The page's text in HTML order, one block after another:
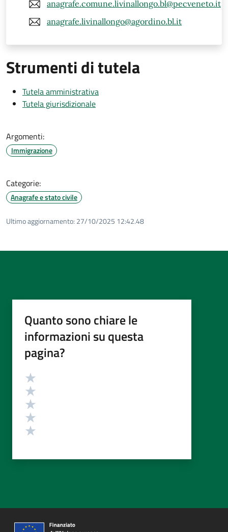
anagrafe.comune.livinallongo.bl@pecveneto.it
anagrafe.livinallongo@agordino.bl.it
Strumenti di tutela
Tutela amministrativa
Tutela giurisdizionale
Argomenti:
Immigrazione
Categorie:
Anagrafe e stato civile
Ultimo aggiornamento: 27/10/2025 12:42.48
Quanto sono chiare le
informazioni su questa
pagina?
Valutazione